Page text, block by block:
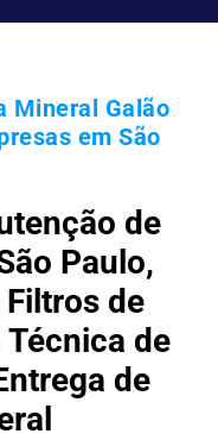
Mineral Galão
em São
de
Paulo,
de
de
de